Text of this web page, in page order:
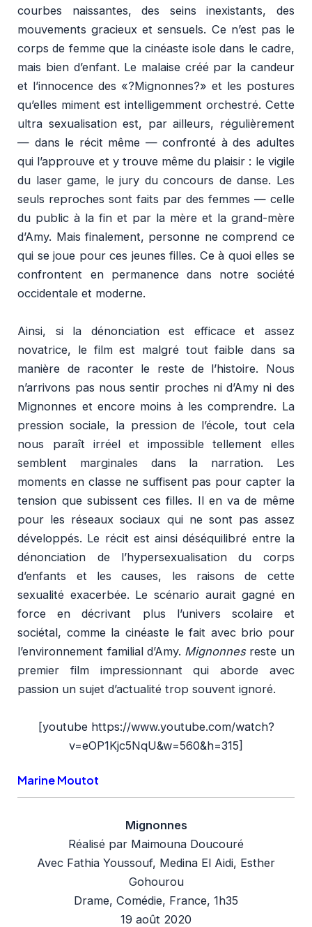
courbes naissantes, des seins inexistants, des
mouvements gracieux et sensuels. Ce n’est pas le
corps de femme que la cinéaste isole dans le cadre,
mais bien d’enfant. Le malaise créé par la candeur
et l’innocence des «?Mignonnes?» et les postures
qu’elles miment est intelligemment orchestré. Cette
ultra sexualisation est, par ailleurs, régulièrement
— dans le récit même — confronté à des adultes
qui l’approuve et y trouve même du plaisir : le vigile
du laser game, le jury du concours de danse. Les
seuls reproches sont faits par des femmes — celle
du public à la fin et par la mère et la grand-mère
d’Amy. Mais finalement, personne ne comprend ce
qui se joue pour ces jeunes filles. Ce à quoi elles se
confrontent en permanence dans notre société
occidentale et moderne.
Ainsi, si la dénonciation est efficace et assez
novatrice, le film est malgré tout faible dans sa
manière de raconter le reste de l’histoire. Nous
n’arrivons pas nous sentir proches ni d’Amy ni des
Mignonnes et encore moins à les comprendre. La
pression sociale, la pression de l’école, tout cela
nous paraît irréel et impossible tellement elles
semblent marginales dans la narration. Les
moments en classe ne suffisent pas pour capter la
tension que subissent ces filles. Il en va de même
pour les réseaux sociaux qui ne sont pas assez
développés. Le récit est ainsi déséquilibré entre la
dénonciation de l’hypersexualisation du corps
d’enfants et les causes, les raisons de cette
sexualité exacerbée. Le scénario aurait gagné en
force en décrivant plus l’univers scolaire et
sociétal, comme la cinéaste le fait avec brio pour
l’environnement familial d’Amy. Mignonnesreste un
premier film impressionnant qui aborde avec
passion un sujet d’actualité trop souvent ignoré.
[youtube https://www.youtube.com/watch?
v=eOP1Kjc5NqU&w=560&h=315]
Marine Moutot
Mignonnes
Réalisé par Maimouna Doucouré
Avec Fathia Youssouf, Medina El Aidi, Esther
Gohourou
Drame, Comédie, France, 1h35
19 août 2020